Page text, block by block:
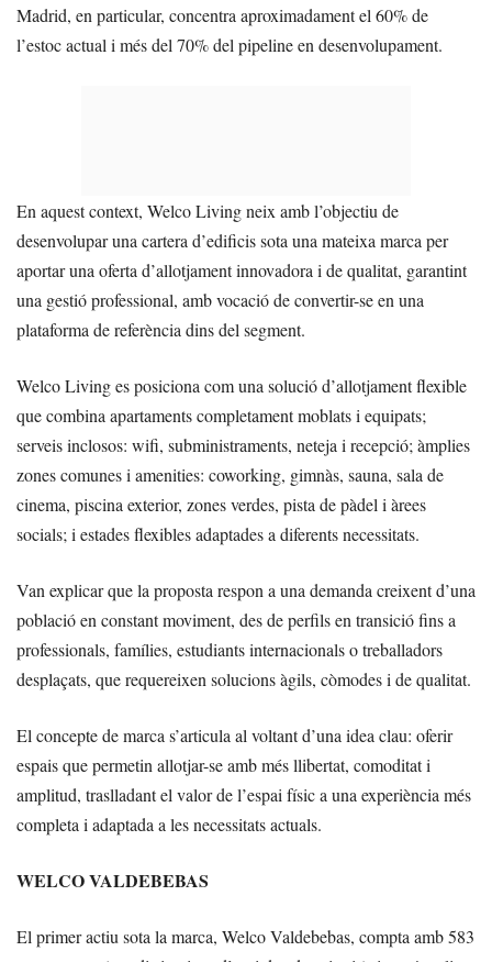
Madrid, en particular, concentra aproximadament el 60% de
l’estoc actual i més del 70% del pipeline en desenvolupament.
En aquest context, Welco Living neix amb l’objectiu de
desenvolupar una cartera d’edificis sota una mateixa marca per
aportar una oferta d’allotjament innovadora i de qualitat, garantint
una gestió professional, amb vocació de convertir-se en una
plataforma de referència dins del segment.
Welco Living es posiciona com una solució d’allotjament flexible
que combina apartaments completament moblats i equipats;
serveis inclosos: wifi, subministraments, neteja i recepció; àmplies
zones comunes i amenities: coworking, gimnàs, sauna, sala de
cinema, piscina exterior, zones verdes, pista de pàdel i àrees
socials; i estades flexibles adaptades a diferents necessitats.
Van explicar que la proposta respon a una demanda creixent d’una
població en constant moviment, des de perfils en transició fins a
professionals, famílies, estudiants internacionals o treballadors
desplaçats, que requereixen solucions àgils, còmodes i de qualitat.
El concepte de marca s’articula al voltant d’una idea clau: oferir
espais que permetin allotjar-se amb més llibertat, comoditat i
amplitud, traslladant el valor de l’espai físic a una experiència més
completa i adaptada a les necessitats actuals.
WELCO VALDEBEBAS
El primer actiu sota la marca, Welco Valdebebas, compta amb 583